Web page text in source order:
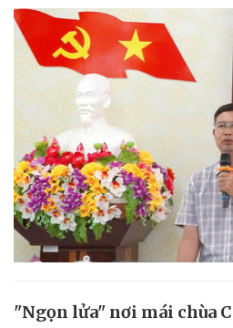
"Ngọn lửa" nơi mái chùa